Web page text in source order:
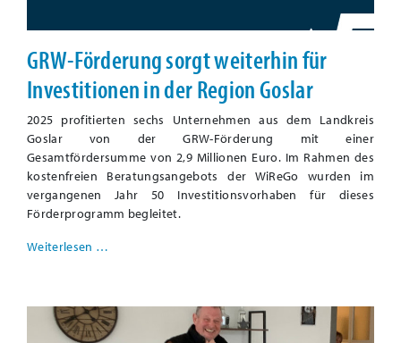
GRW-Förderung sorgt weiterhin für
Investitionen in der Region Goslar
2025 profitierten sechs Unternehmen aus dem Landkreis
Goslar von der GRW-Förderung mit einer
Gesamtfördersumme von 2,9 Millionen Euro. Im Rahmen des
kostenfreien Beratungsangebots der WiReGo wurden im
vergangenen Jahr 50 Investitionsvorhaben für dieses
Förderprogramm begleitet.
Weiterlesen …